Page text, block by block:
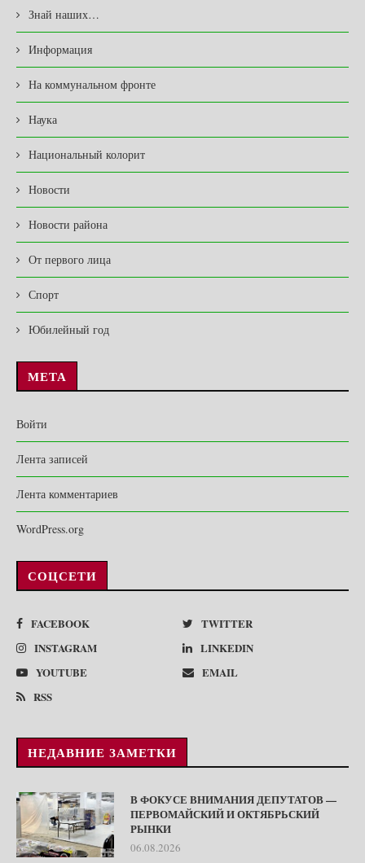
Знай наших…
Информация
На коммунальном фронте
Наука
Национальный колорит
Новости
Новости района
От первого лица
Спорт
Юбилейный год
МЕТА
Войти
Лента записей
Лента комментариев
WordPress.org
СОЦСЕТИ
FACEBOOK
TWITTER
INSTAGRAM
LINKEDIN
YOUTUBE
EMAIL
RSS
НЕДАВНИЕ ЗАМЕТКИ
В ФОКУСЕ ВНИМАНИЯ ДЕПУТАТОВ —
ПЕРВОМАЙСКИЙ И ОКТЯБРЬСКИЙ
РЫНКИ
06.08.2026